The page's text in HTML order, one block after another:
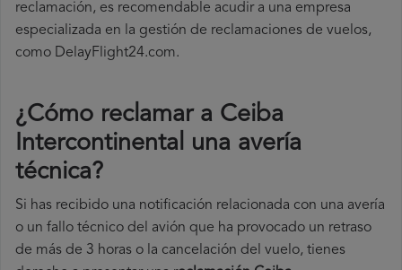
reclamación, es recomendable acudir a una empresa
especializada en la gestión de reclamaciones de vuelos,
como DelayFlight24.com.
¿Cómo reclamar a Ceiba
Intercontinental una avería
técnica?
Si has recibido una notificación relacionada con una avería
o un fallo técnico del avión que ha provocado un retraso
de más de 3 horas o la cancelación del vuelo, tienes